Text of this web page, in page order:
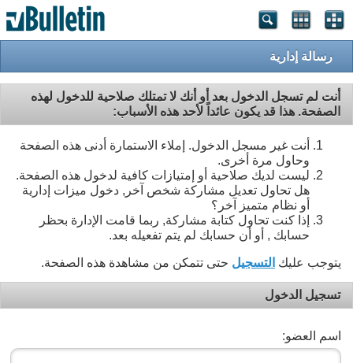
رسالة إدارية
أنت لم تسجل الدخول بعد أو أنك لا تمتلك صلاحية للدخول لهذه
الصفحة. هذا قد يكون عائداً لأحد هذه الأسباب:
أنت غير مسجل الدخول. إملاء الاستمارة أدنى هذه الصفحة
وحاول مرة أخرى.
ليست لديك صلاحية أو إمتيازات كافية لدخول هذه الصفحة.
هل تحاول تعديل مشاركة شخص آخر, دخول ميزات إدارية
أو نظام متميز آخر؟
إذا كنت تحاول كتابة مشاركة, ربما قامت الإدارة بحظر
حسابك , أو أن حسابك لم يتم تفعيله بعد.
يتوجب عليك التسجيل حتى تتمكن من مشاهدة هذه الصفحة.
تسجيل الدخول
اسم العضو: